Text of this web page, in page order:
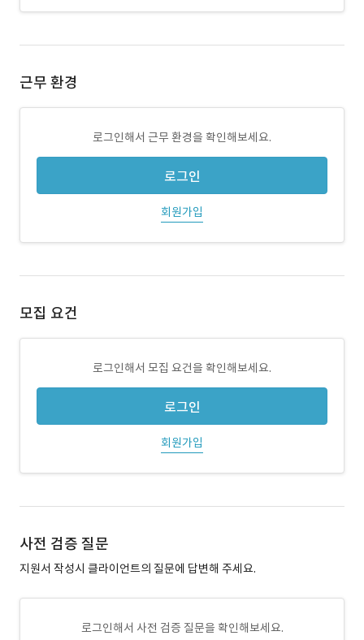
근무 환경
로그인해서 근무 환경을 확인해보세요.
로그인
회원가입
모집 요건
로그인해서 모집 요건을 확인해보세요.
로그인
회원가입
사전 검증 질문
지원서 작성시 클라이언트의 질문에 답변해 주세요.
로그인해서 사전 검증 질문을 확인해보세요.